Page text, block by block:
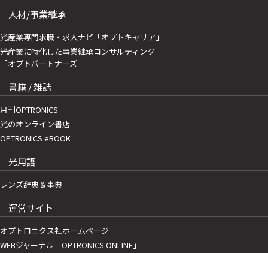
人材/事業継承
光産業専門求職・求人ナビ「オプトキャリア」
光産業に特化した事業継承コンサルティング
「オプトパートナーズ」
書籍 / 雑誌
月刊OPTRONICS
光のオンライン書店
OPTRONICS eBOOK
光用語
レンズ辞典＆事典
運営サイト
オプトロニクス社ホームページ
WEBジャーナル「OPTRONICS ONLINE」